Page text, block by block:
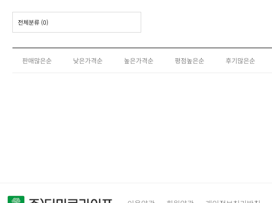
전체분류 (0)
판매많은순 낮은가격순 높은가격순 평점높은순 후기많은순